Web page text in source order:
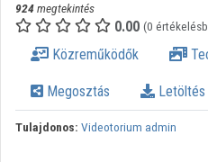
Intézményi listák
Intézmények
Közreműködők
924megtekintés
0.00 (0
Közreműködők
Megosztás Letöltés
Tulajdonos: Videotorium admin